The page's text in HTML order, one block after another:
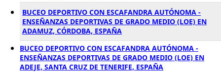
BUCEO DEPORTIVO CON ESCAFANDRA AUTÓNOMA -
ENSEÑANZAS DEPORTIVAS DE GRADO MEDIO (LOE) EN
ADAMUZ, CÓRDOBA, ESPAÑA
BUCEO DEPORTIVO CON ESCAFANDRA AUTÓNOMA -
ENSEÑANZAS DEPORTIVAS DE GRADO MEDIO (LOE) EN
ADEJE, SANTA CRUZ DE TENERIFE, ESPAÑA